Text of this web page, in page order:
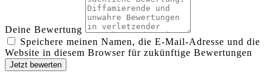
Deine Bewertung
Speichere meinen Namen, die E-Mail-Adresse und die
Website in diesem Browser für zukünftige Bewertungen
Jetzt bewerten